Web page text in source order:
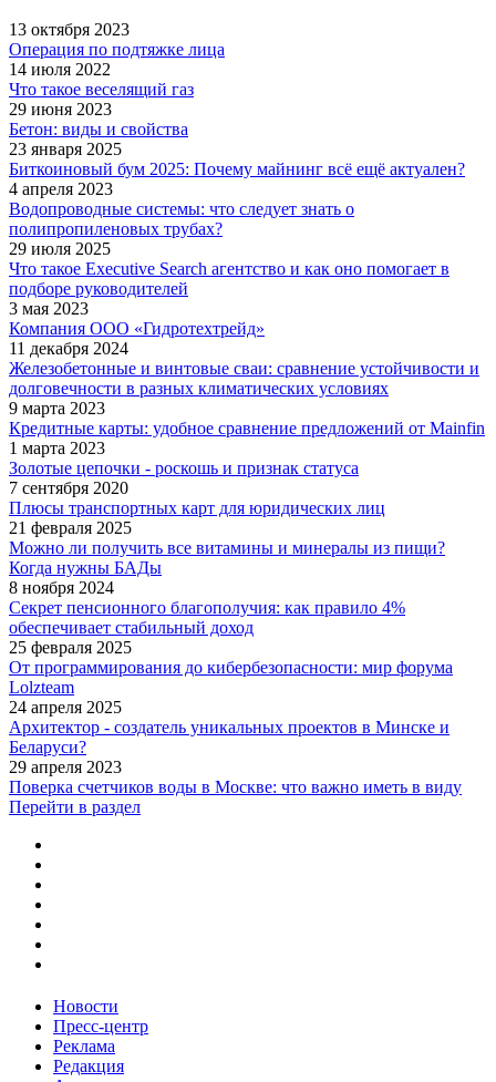
13 октября 2023
Операция по подтяжке лица
14 июля 2022
Что такое веселящий газ
29 июня 2023
Бетон: виды и свойства
23 января 2025
Биткоиновый бум 2025: Почему майнинг всё ещё актуален?
4 апреля 2023
Водопроводные системы: что следует знать о
полипропиленовых трубах?
29 июля 2025
Что такое Executive Search агентство и как оно помогает в
подборе руководителей
3 мая 2023
Компания ООО «Гидротехтрейд»
11 декабря 2024
Железобетонные и винтовые сваи: сравнение устойчивости и
долговечности в разных климатических условиях
9 марта 2023
Кредитные карты: удобное сравнение предложений от Mainfin
1 марта 2023
Золотые цепочки - роскошь и признак статуса
7 сентября 2020
Плюсы транспортных карт для юридических лиц
21 февраля 2025
Можно ли получить все витамины и минералы из пищи?
Когда нужны БАДы
8 ноября 2024
Секрет пенсионного благополучия: как правило 4%
обеспечивает стабильный доход
25 февраля 2025
От программирования до кибербезопасности: мир форума
Lolzteam
24 апреля 2025
Архитектор - создатель уникальных проектов в Минске и
Беларуси?
29 апреля 2023
Поверка счетчиков воды в Москве: что важно иметь в виду
Перейти в раздел
Новости
Пресс-центр
Реклама
Редакция